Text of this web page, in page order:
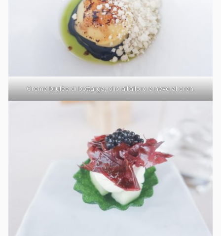
Creme brulèe di bottarga, olio all’alloro e neve al cren.